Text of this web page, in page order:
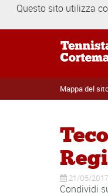
Mappa del
21/05/2017
Condividi
Questo sito utilizza